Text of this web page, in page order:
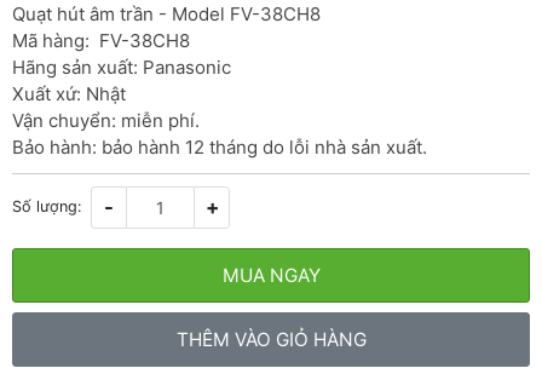
Quạt hút âm trần - Model FV-38CH8
Mã hàng:  FV-38CH8
Hãng sản xuất: Panasonic
Xuất xứ: Nhật
Vận chuyển: miễn phí.
Bảo hành: bảo hành 12 tháng do lỗi nhà sản xuất.
Số lượng: - +
MUA NGAY
THÊM VÀO GIỎ HÀNG